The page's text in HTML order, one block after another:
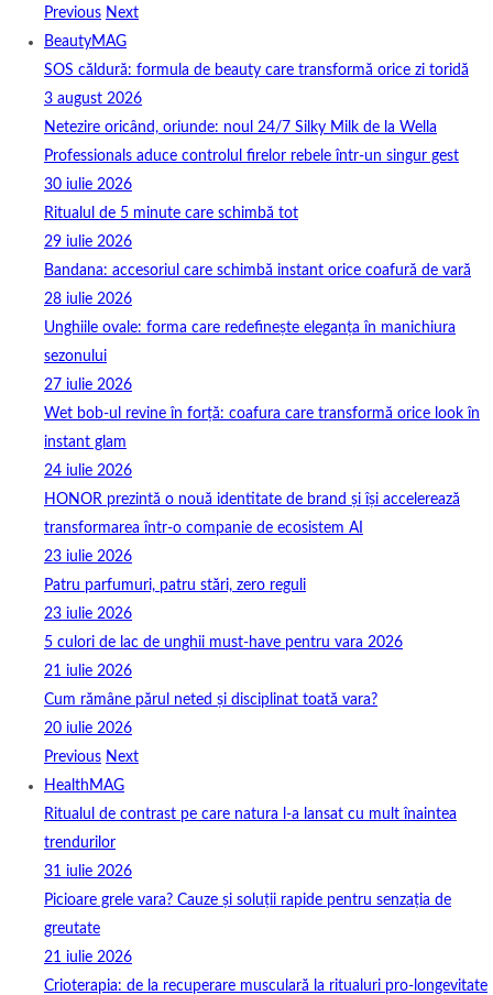
Previous Next
BeautyMAG
SOS căldură: formula de beauty care transformă orice zi toridă
3 august 2026
Netezire oricând, oriunde: noul 24/7 Silky Milk de la Wella
Professionals aduce controlul firelor rebele într-un singur gest
30 iulie 2026
Ritualul de 5 minute care schimbă tot
29 iulie 2026
Bandana: accesoriul care schimbă instant orice coafură de vară
28 iulie 2026
Unghiile ovale: forma care redefinește eleganța în manichiura
sezonului
27 iulie 2026
Wet bob-ul revine în forță: coafura care transformă orice look în
instant glam
24 iulie 2026
HONOR prezintă o nouă identitate de brand și își accelerează
transformarea într-o companie de ecosistem AI
23 iulie 2026
Patru parfumuri, patru stări, zero reguli
23 iulie 2026
5 culori de lac de unghii must‑have pentru vara 2026
21 iulie 2026
Cum rămâne părul neted și disciplinat toată vara?
20 iulie 2026
Previous Next
HealthMAG
Ritualul de contrast pe care natura l-a lansat cu mult înaintea
trendurilor
31 iulie 2026
Picioare grele vara? Cauze și soluții rapide pentru senzația de
greutate
21 iulie 2026
Crioterapia: de la recuperare musculară la ritualuri pro‑longevitate